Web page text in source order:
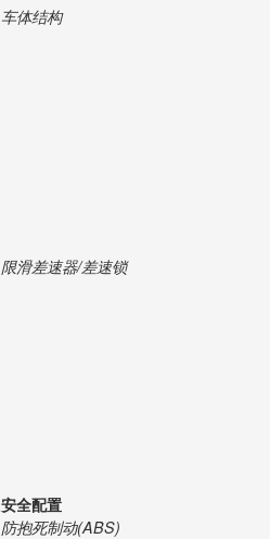
车体结构
限滑差速器/差速锁
安全配置
防抱死制动(ABS)